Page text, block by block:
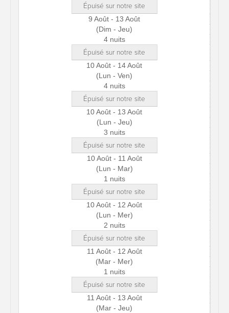
Épuisé sur notre site
9 Août - 13 Août
(Dim - Jeu)
4 nuits
Épuisé sur notre site
10 Août - 14 Août
(Lun - Ven)
4 nuits
Épuisé sur notre site
10 Août - 13 Août
(Lun - Jeu)
3 nuits
Épuisé sur notre site
10 Août - 11 Août
(Lun - Mar)
1 nuits
Épuisé sur notre site
10 Août - 12 Août
(Lun - Mer)
2 nuits
Épuisé sur notre site
11 Août - 12 Août
(Mar - Mer)
1 nuits
Épuisé sur notre site
11 Août - 13 Août
(Mar - Jeu)